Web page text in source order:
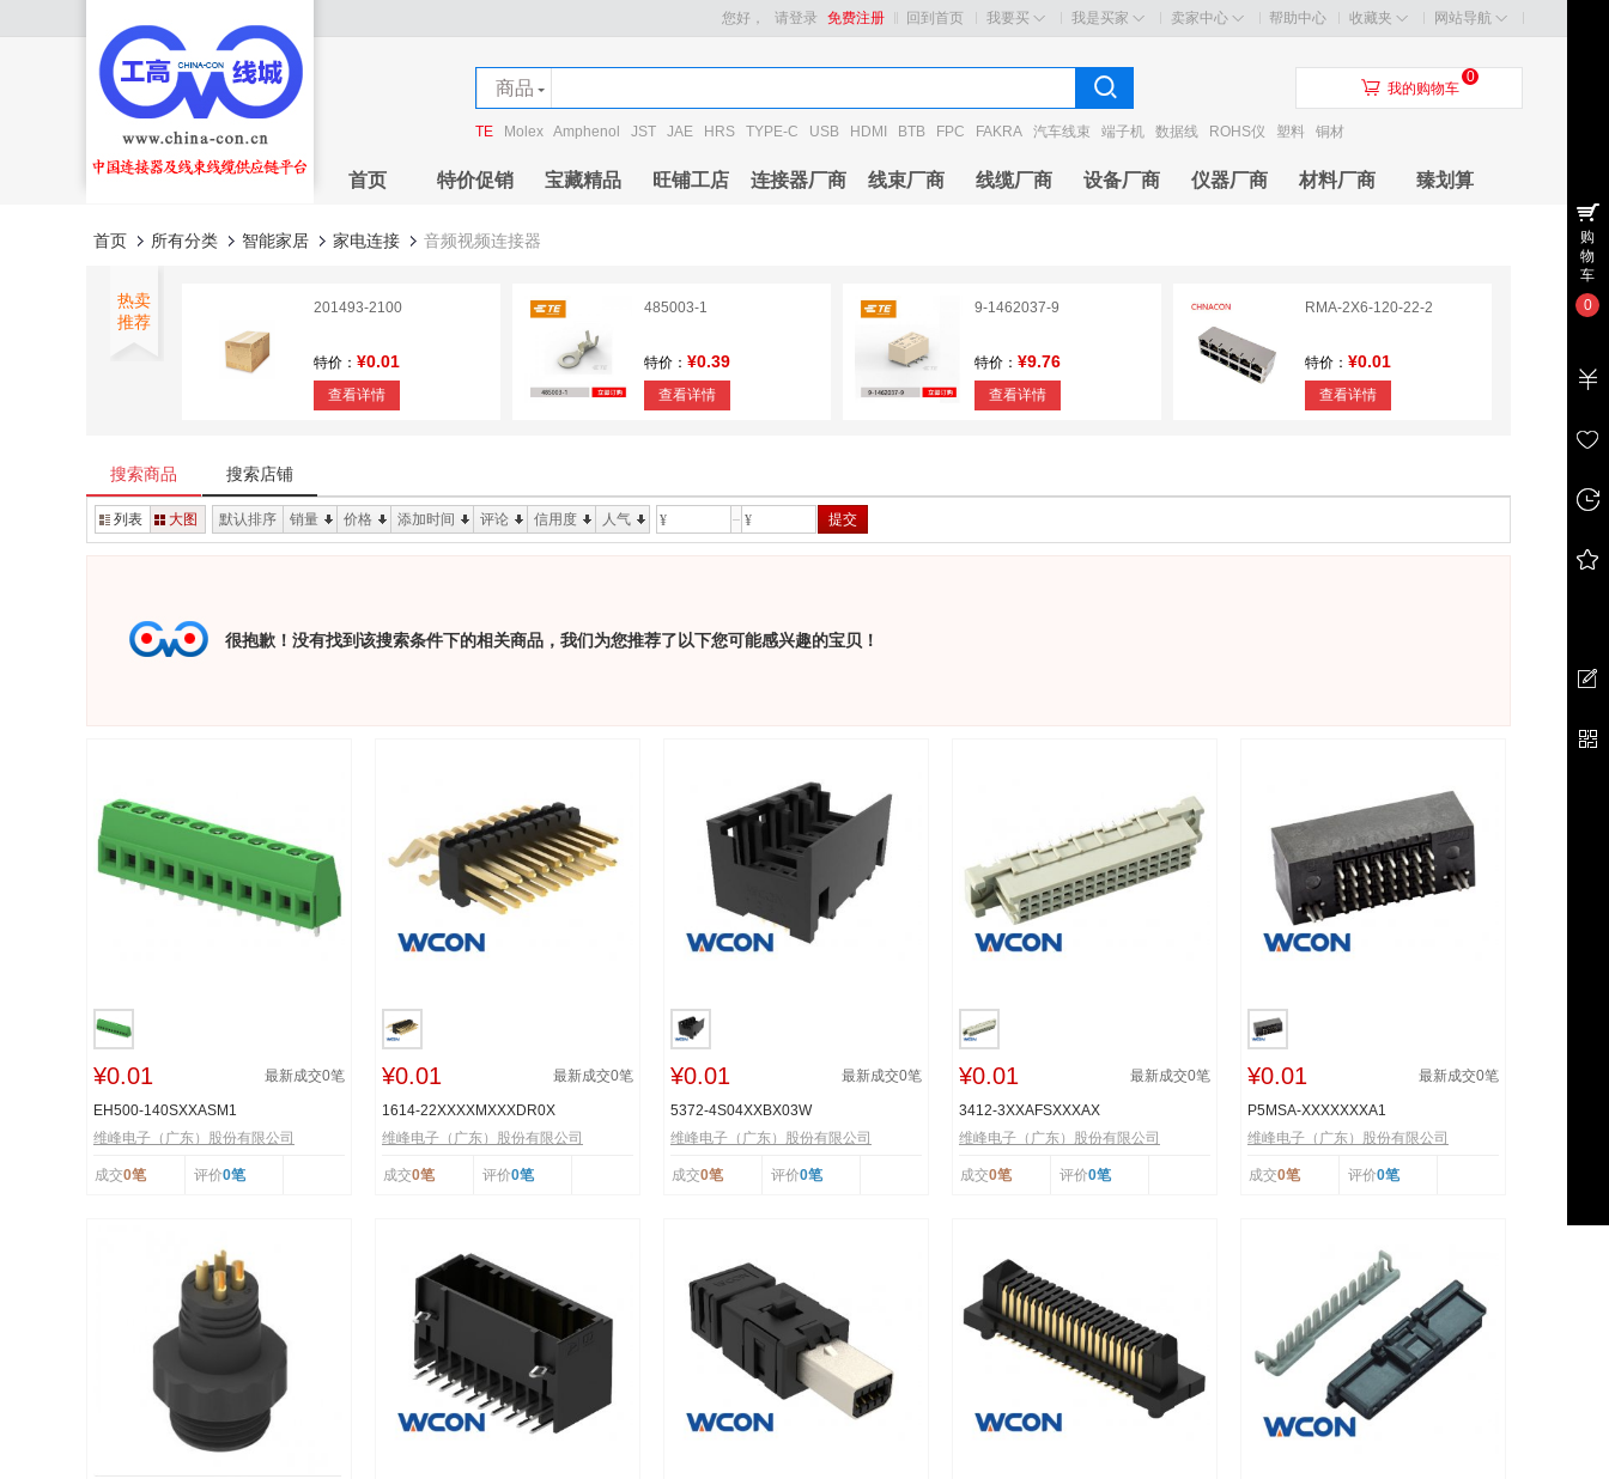
回到首页 我要买 我是买家 卖家中心 帮助中心 收藏夹 网站导航
您好， 请登录 免费注册
商品
店铺
TE Molex Amphenol JST JAE HRS TYPE-C USB HDMI BTB FPC FAKRA 汽车线束 端子机 数据线 ROHS仪 塑料 铜材
󰃦 我的购物车
0
首页 特价促销 宝藏精品 旺铺工店 连接器厂商 线束厂商 线缆厂商 设备厂商 仪器厂商 材料厂商 臻划算
首页 所有分类 智能家居 家电连接 音频视频连接器
热卖
推荐
201493-2100
特价： ¥0.01
查看详情
485003-1
特价： ¥0.39
查看详情
9-1462037-9
特价： ¥9.76
查看详情
RMA-2X6-120-22-2
特价： ¥0.01
查看详情
特价：¥0
查看详情
搜索商品 搜索店铺
列表 大图 默认排序 销量 价格 添加时间 评论 信用度 人气 ¥ ¥ 提交
很抱歉！没有找到该搜索条件下的相关商品，我们为您推荐了以下您可能感兴趣的宝贝！
¥0.01 最新成交0笔
EH500-140SXXASM1
维峰电子（广东）股份有限公司
成交0笔 评价0笔
¥0.01 最新成交0笔
1614-22XXXXMXXXDR0X
维峰电子（广东）股份有限公司
成交0笔 评价0笔
¥0.01 最新成交0笔
5372-4S04XXBX03W
维峰电子（广东）股份有限公司
成交0笔 评价0笔
¥0.01 最新成交0笔
3412-3XXAFSXXXAX
维峰电子（广东）股份有限公司
成交0笔 评价0笔
¥0.01 最新成交0笔
P5MSA-XXXXXXXA1
维峰电子（广东）股份有限公司
成交0笔 评价0笔
购
物
车
0